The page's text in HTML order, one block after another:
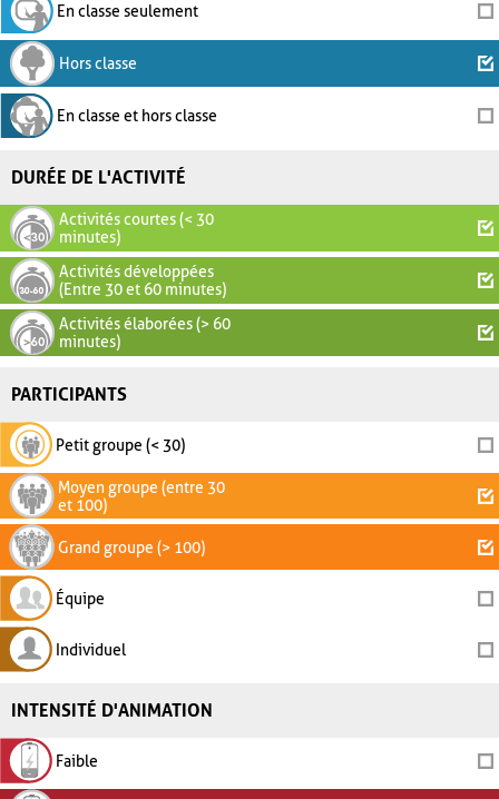
En classe seulement
Hors classe
En classe et hors classe
DURÉE DE L'ACTIVITÉ
Activités courtes (< 30
minutes)
Activités développées
(Entre 30 et 60 minutes)
Activités élaborées (> 60
minutes)
PARTICIPANTS
Petit groupe (< 30)
Moyen groupe (entre 30
et 100)
Grand groupe (> 100)
Équipe
Individuel
INTENSITÉ D'ANIMATION
Faible